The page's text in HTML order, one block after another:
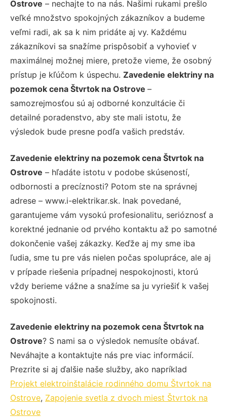
Ostrove – nechajte to na nás. Našimi rukami prešlo
veľké množstvo spokojných zákazníkov a budeme
veľmi radi, ak sa k nim pridáte aj vy. Každému
zákazníkovi sa snažíme prispôsobiť a vyhovieť v
maximálnej možnej miere, pretože vieme, že osobný
prístup je kľúčom k úspechu. Zavedenie elektriny na
pozemok cena Štvrtok na Ostrove –
samozrejmosťou sú aj odborné konzultácie či
detailné poradenstvo, aby ste mali istotu, že
výsledok bude presne podľa vašich predstáv.
Zavedenie elektriny na pozemok cena Štvrtok na
Ostrove – hľadáte istotu v podobe skúseností,
odbornosti a precíznosti? Potom ste na správnej
adrese – www.i-elektrikar.sk. Inak povedané,
garantujeme vám vysokú profesionalitu, serióznosť a
korektné jednanie od prvého kontaktu až po samotné
dokončenie vašej zákazky. Keďže aj my sme iba
ľudia, sme tu pre vás nielen počas spolupráce, ale aj
v prípade riešenia prípadnej nespokojnosti, ktorú
vždy berieme vážne a snažíme sa ju vyriešiť k vašej
spokojnosti.
Zavedenie elektriny na pozemok cena Štvrtok na
Ostrove? S nami sa o výsledok nemusíte obávať.
Neváhajte a kontaktujte nás pre viac informácií.
Prezrite si aj ďalšie naše služby, ako napríklad
Projekt elektroinštalácie rodinného domu Štvrtok na
Ostrove, Zapojenie svetla z dvoch miest Štvrtok na
Ostrove